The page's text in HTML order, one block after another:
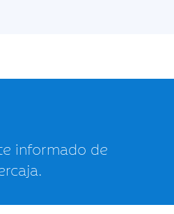
informado de